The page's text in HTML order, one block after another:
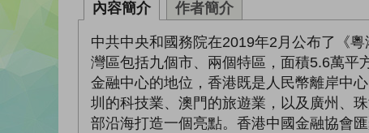
內容簡介 作者簡介
中共中央和國務院在2019年2月公布了《
灣區包括九個市、兩個特區，面積5.6萬平
金融中心的地位，香港既是人民幣離岸中
圳的科技業、澳門的旅遊業，以及廣州、
部沿海打造一個亮點。香港中國金融協會